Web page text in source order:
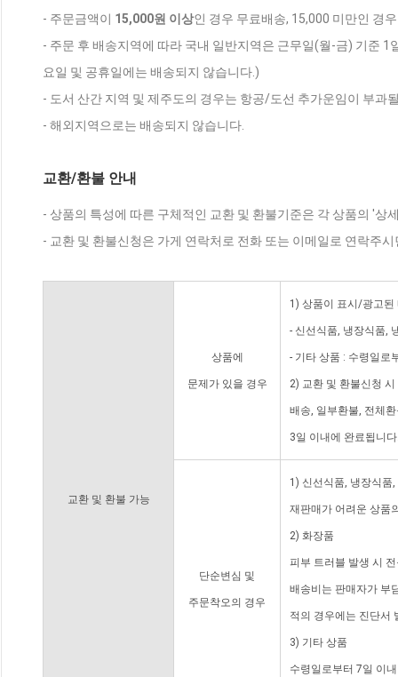
- 주문금액이 15,000원 이상인 경우 무료배송, 15,000 미만인 경
- 주문 후 배송지역에 따라 국내 일반지역은 근무일(월-금) 기준
요일 및 공휴일에는 배송되지 않습니다.)
- 도서 산간 지역 및 제주도의 경우는 항공/도선 추가운임이 부과
- 해외지역으로는 배송되지 않습니다.
교환/환불 안내
- 상품의 특성에 따른 구체적인 교환 및 환불기준은 각 상품의 '상
- 교환 및 환불신청은 가게 연락처로 전화 또는 이메일로 연락주
교환 및 환불 가능
상품에
문제가 있을 경우
1) 상품이 표시/광고된
- 신선식품, 냉장식품,
- 기타 상품 : 수령일로
2) 교환 및 환불신청
배송, 일부환불, 전체
3일 이내에 완료됩니
단순변심 및
주문착오의 경우
1) 신선식품, 냉장식품
재판매가 어려운 상품
2) 화장품
피부 트러블 발생 시
배송비는 판매자가 부
적의 경우에는 진단서
3) 기타 상품
수령일로부터 7일 이